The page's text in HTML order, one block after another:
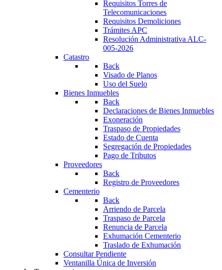
Requisitos Torres de
Telecomunicaciones
Requisitos Demoliciones
Trámites APC
Resolución Administrativa ALC-
005-2026
Catastro
Back
Visado de Planos
Uso del Suelo
Bienes Inmuebles
Back
Declaraciones de Bienes Inmuebles
Exoneración
Traspaso de Propiedades
Estado de Cuenta
Segregación de Propiedades
Pago de Tributos
Proveedores
Back
Registro de Proveedores
Cementerio
Back
Arriendo de Parcela
Traspaso de Parcela
Renuncia de Parcela
Exhumación Cementerio
Traslado de Exhumación
Consultar Pendiente
Ventanilla Única de Inversión